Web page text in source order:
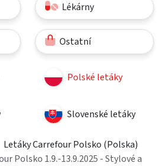
Lékárny
Ostatní
Polské letáky
Slovenské letáky
Letáky Carrefour Polsko (Polska)
Polsko 1.9.-13.9.2025 - Stylové a